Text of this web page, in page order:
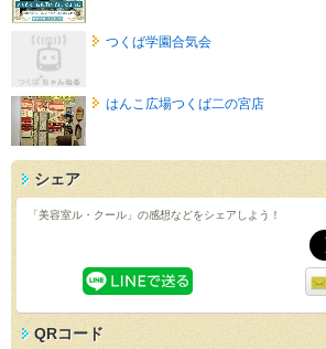
つくば学園合気会
はんこ広場つくば二の宮店
シェア
「美容室ル・クール」の感想などをシェアしよう！
QRコード